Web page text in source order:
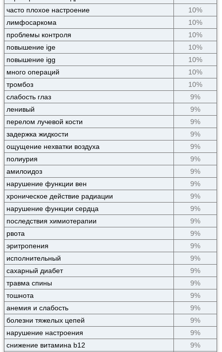
часто плохое настроение
10%
лимфосаркома
10%
проблемы контроля
10%
повышение ige
10%
повышение igg
10%
много операций
10%
тромбоз
10%
слабость глаз
9%
ленивый
9%
перелом лучевой кости
9%
задержка жидкости
9%
ощущение нехватки воздуха
9%
полиурия
9%
амилоидоз
9%
нарушение функции вен
9%
хроническое действие радиации
9%
нарушение функции сердца
9%
последствия химиотерапии
9%
рвота
9%
эритропения
9%
исполнительный
9%
сахарный диабет
9%
травма спины
9%
тошнота
9%
анемия и слабость
9%
болезни тяжелых цепей
9%
нарушение настроения
9%
снижение витамина b12
9%